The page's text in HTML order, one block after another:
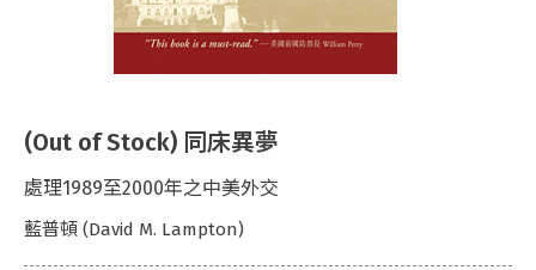
(Out of Stock) 同床異夢
處理1989至2000年之中美外交
藍普頓 (David M. Lampton)